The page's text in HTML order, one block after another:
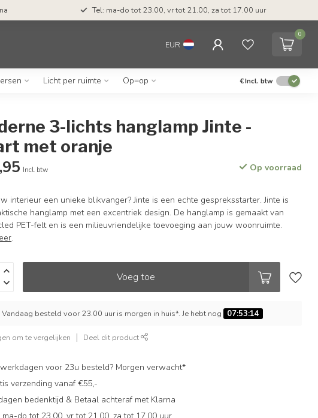
Tel: ma-do tot 23.00, vr tot 21.00, za tot 17.00 uur
EUR
0
Licht per ruimte Op=op €Incl. btw
3-lichts hanglamp Jinte -
met oranje
Incl. btw Op voorraad
interieur een unieke blikvanger? Jinte is een echte gespreksstarter. Jinte is
hanglamp met een excentriek design. De hanglamp is gemaakt van
PET-felt en is een milieuvriendelijke toevoeging aan jouw woonruimte.
.
Voeg toe
Vandaag besteld voor 23.00 uur is morgen in huis*. Je hebt nog 07:53:13
om te vergelijken Deel dit product
voor 23u besteld? Morgen verwacht*
verzending vanaf €55,-
bedenktijd & Betaal achteraf met Klarna